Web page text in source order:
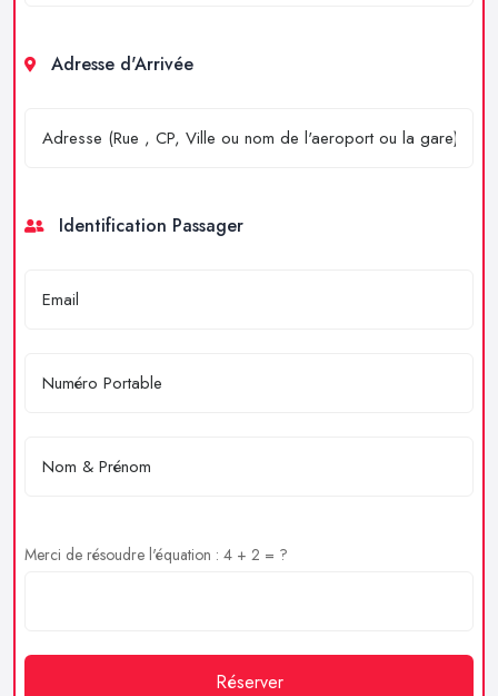
Adresse d'Arrivée
Identification Passager
Merci de résoudre l'équation : 4 + 2 = ?
Réserver